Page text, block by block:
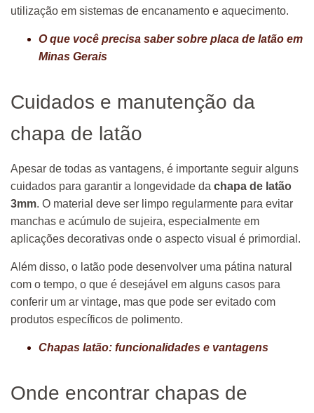
utilização em sistemas de encanamento e aquecimento.
O que você precisa saber sobre placa de latão em
Minas Gerais
Cuidados e manutenção da
chapa de latão
Apesar de todas as vantagens, é importante seguir alguns
cuidados para garantir a longevidade da chapa de latão
3mm. O material deve ser limpo regularmente para evitar
manchas e acúmulo de sujeira, especialmente em
aplicações decorativas onde o aspecto visual é primordial.
Além disso, o latão pode desenvolver uma pátina natural
com o tempo, o que é desejável em alguns casos para
conferir um ar vintage, mas que pode ser evitado com
produtos específicos de polimento.
Chapas latão: funcionalidades e vantagens
Onde encontrar chapas de